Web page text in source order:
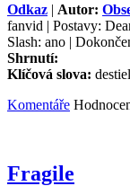
Odkaz | Autor:
fanvid | Postavy:
Slash: ano |
Shrnutí:
Klíčová slova:
Komentáře
Fragile